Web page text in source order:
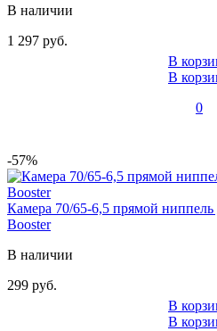
В наличии
1 297 руб.
В
В
0
-57%
Камера 70/65-6,5 прямой ниппель
Booster
В наличии
299 руб.
В
В